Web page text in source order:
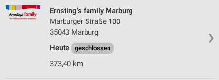
❯
Ernsting's family Marburg
Marburger Straße 100
35043 Marburg
Heute
geschlossen
373,40 km